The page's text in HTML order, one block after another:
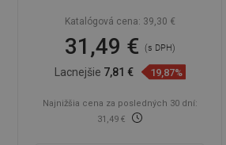
Katalógová cena: 39,30 €
31,49 € (s DPH)
Lacnejšie 7,81 € 19,87%
Najnižšia cena za posledných 30 dní:
31,49 €